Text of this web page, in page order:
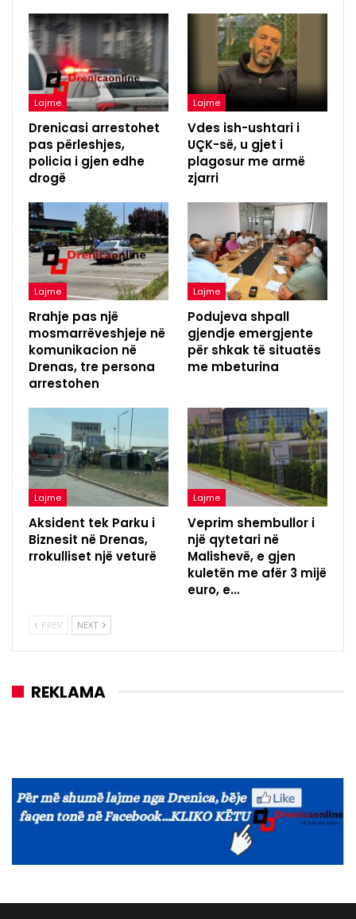
Lajme
Drenicasi arrestohet
pas përleshjes,
policia i gjen edhe
drogë
Lajme
Vdes ish-ushtari i
UÇK-së, u gjet i
plagosur me armë
zjarri
Lajme
Rrahje pas një
mosmarrëveshjeje në
komunikacion në
Drenas, tre persona
arrestohen
Lajme
Podujeva shpall
gjendje emergjente
për shkak të situatës
me mbeturina
Lajme
Aksident tek Parku i
Biznesit në Drenas,
rrokulliset një veturë
Lajme
Veprim shembullor i
një qytetari në
Malishevë, e gjen
kuletën me afër 3 mijë
euro, e…
PREV NEXT
REKLAMA